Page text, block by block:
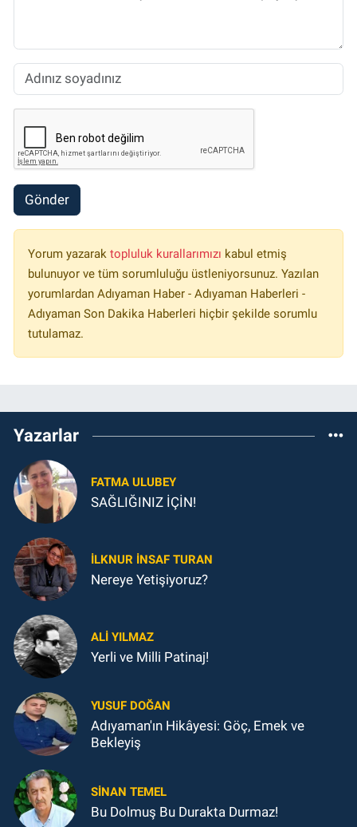
Gönder
Yorum yazarak topluluk kurallarımızı kabul etmiş
bulunuyor ve tüm sorumluluğu üstleniyorsunuz. Yazılan
yorumlardan Adıyaman Haber - Adıyaman Haberleri -
Adıyaman Son Dakika Haberleri hiçbir şekilde sorumlu
tutulamaz.
Yazarlar
FATMA ULUBEY
SAĞLIĞINIZ İÇİN!
İLKNUR İNSAF TURAN
Nereye Yetişiyoruz?
ALI YILMAZ
Yerli ve Milli Patinaj!
YUSUF DOĞAN
Adıyaman'ın Hikâyesi: Göç, Emek ve
Bekleyiş
SINAN TEMEL
Bu Dolmuş Bu Durakta Durmaz!